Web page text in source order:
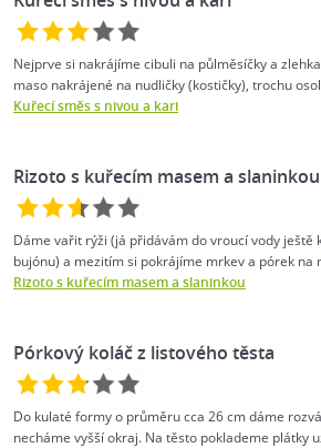
Nejprve si nakrájíme cibuli na půlměsíčky a
maso nakrájené na nudličky (kostičky), trochu
Kuřecí směs s nivou a kari
Rizoto s kuřecím masem a slaninkou
Dáme vařit rýži (já přidávám do vroucí vody ještě
bujónu) a mezitím si pokrájíme mrkev a pórek na
Rizoto s kuřecím masem a slaninkou
Pórkový koláč z listového těsta
Do kulaté formy o průměru cca 26 cm dáme
necháme vyšší okraj. Na těsto poklademe plátky